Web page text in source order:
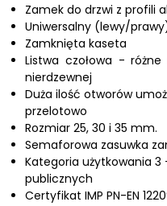
Zamek do drzwi z profili
Uniwersalny (lewy/
Zamknięta kaseta
Listwa czołowa -
nierdzewnej
Duża ilość otworów
przelotowo
Rozmiar 25, 30 i 35 mm.
Semaforowa zasuwka
Kategoria użytkowania
publicznych
Certyfikat IMP PN-EN